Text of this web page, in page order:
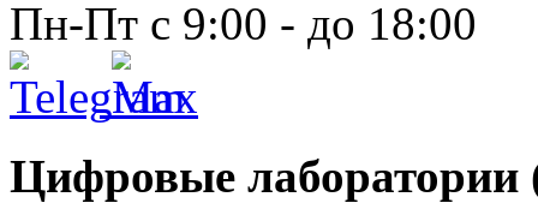
Пн-Пт с 9:00 - до 18:00
Цифровые лаборатории